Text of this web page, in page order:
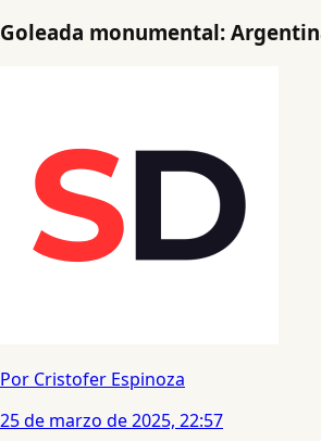
Goleada monumental:
Por Cristofer Espinoza
25 de marzo de 2025, 22:57